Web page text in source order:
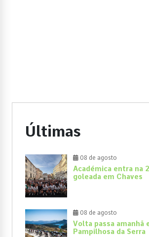
Últimas
08 de agosto
Académica entra na
goleada em Chaves
08 de agosto
Volta passa amanhã
Pampilhosa da Serra